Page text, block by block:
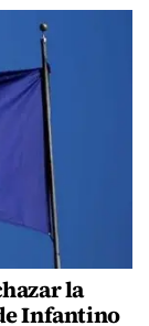
la
Infantino